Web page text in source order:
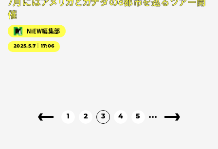
7月にはアメリカとカナダの8都市を巡るツアー開
催
NiEW編集部
2025.5.7｜17:06
1 2 3 4 5